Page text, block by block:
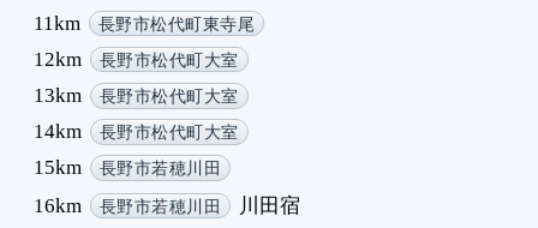
11km 長野市松代町東寺尾
12km 長野市松代町大室
13km 長野市松代町大室
14km 長野市松代町大室
15km 長野市若穂川田
16km 長野市若穂川田
川田宿